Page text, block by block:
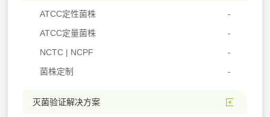
ATCC定性菌株
ATCC定量菌株
NCTC | NCPF
菌株定制
灭菌验证解决方案